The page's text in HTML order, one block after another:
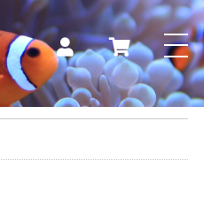
熱帯魚専門店